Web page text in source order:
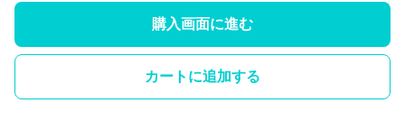
購入画面に進む
カートに追加する